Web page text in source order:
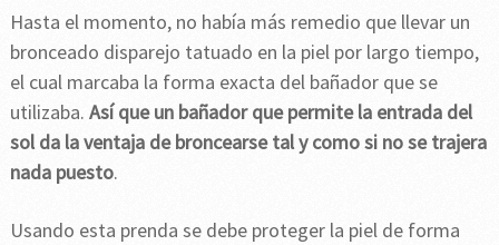
Hasta el momento, no había más remedio que llevar un
bronceado disparejo tatuado en la piel por largo tiempo,
el cual marcaba la forma exacta del bañador que se
utilizaba. Así que un bañador que permite la entrada del
sol da la ventaja de broncearse tal y como si no se trajera
nada puesto.
Usando esta prenda se debe proteger la piel de forma